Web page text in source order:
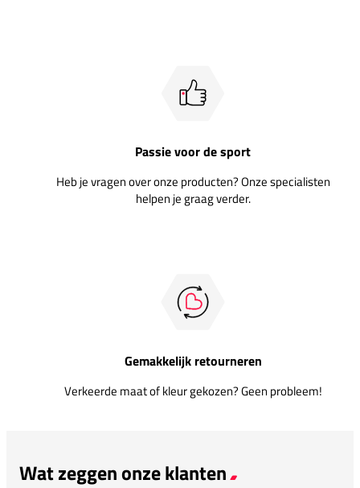
Passie voor de sport
Heb je vragen over onze producten? Onze specialisten
helpen je graag verder.
Gemakkelijk retourneren
Verkeerde maat of kleur gekozen? Geen probleem!
Wat zeggen onze klanten